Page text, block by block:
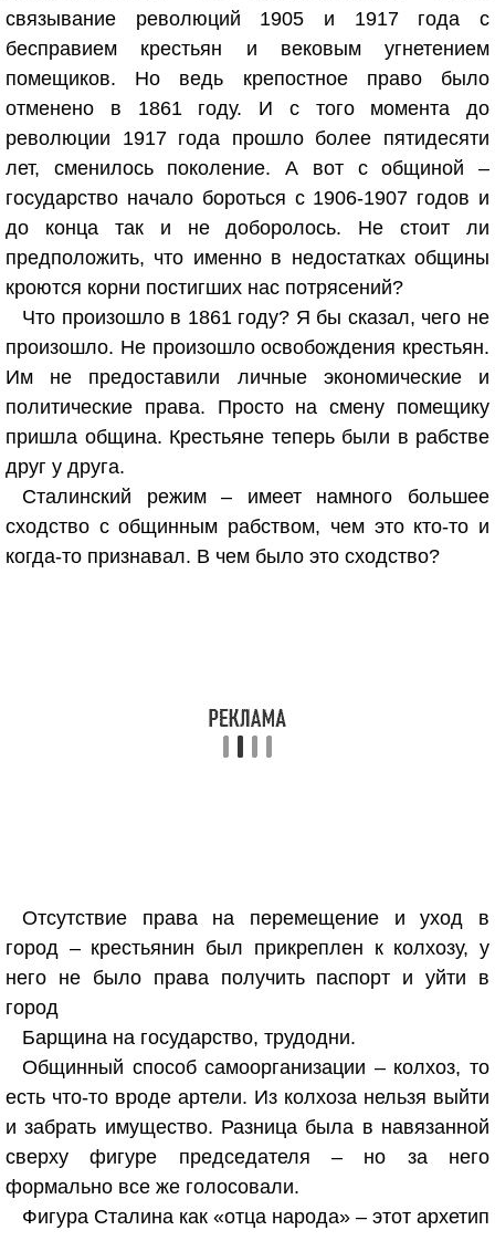
связывание революций 1905 и 1917 года с
бесправием крестьян и вековым угнетением
помещиков. Но ведь крепостное право было
отменено в 1861 году. И с того момента до
революции 1917 года прошло более пятидесяти
лет, сменилось поколение. А вот с общиной –
государство начало бороться с 1906-1907 годов и
до конца так и не доборолось. Не стоит ли
предположить, что именно в недостатках общины
кроются корни постигших нас потрясений?
Что произошло в 1861 году? Я бы сказал, чего не
произошло. Не произошло освобождения крестьян.
Им не предоставили личные экономические и
политические права. Просто на смену помещику
пришла община. Крестьяне теперь были в рабстве
друг у друга.
Сталинский режим – имеет намного большее
сходство с общинным рабством, чем это кто-то и
когда-то признавал. В чем было это сходство?
Отсутствие права на перемещение и уход в
город – крестьянин был прикреплен к колхозу, у
него не было права получить паспорт и уйти в
город
Барщина на государство, трудодни.
Общинный способ самоорганизации – колхоз, то
есть что-то вроде артели. Из колхоза нельзя выйти
и забрать имущество. Разница была в навязанной
сверху фигуре председателя – но за него
формально все же голосовали.
Фигура Сталина как «отца народа» – этот архетип